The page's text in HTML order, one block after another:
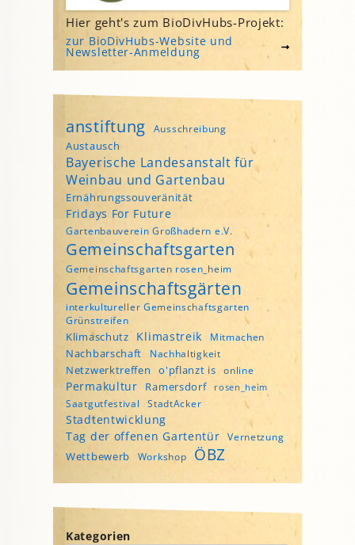
Hier geht's zum BioDivHubs-Projekt:
zur BioDivHubs-Website und
Newsletter-Anmeldung
anstiftung Ausschreibung
Austausch
Bayerische Landesanstalt für
Weinbau und Gartenbau
Ernährungssouveränität
Fridays For Future
Gartenbauverein Großhadern e.V.
Gemeinschaftsgarten
Gemeinschaftsgarten rosen_heim
Gemeinschaftsgärten
interkultureller Gemeinschaftsgarten
Grünstreifen
Klimaschutz Klimastreik Mitmachen
Nachbarschaft Nachhaltigkeit
Netzwerktreffen o'pflanzt is online
Permakultur Ramersdorf rosen_heim
Saatgutfestival StadtAcker
Stadtentwicklung
Tag der offenen Gartentür
Vernetzung
Wettbewerb Workshop ÖBZ
Kategorien